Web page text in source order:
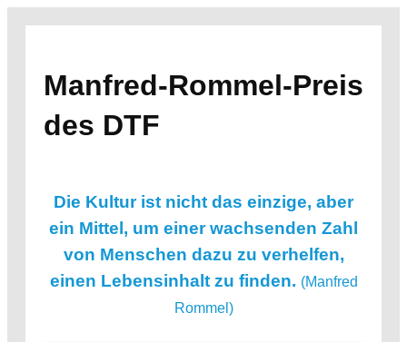
Manfred-Rommel-Preis
des DTF
Die Kultur ist nicht das einzige, aber
ein Mittel, um einer wachsenden Zahl
von Menschen dazu zu verhelfen,
einen Lebensinhalt zu finden. (Manfred
Rommel)